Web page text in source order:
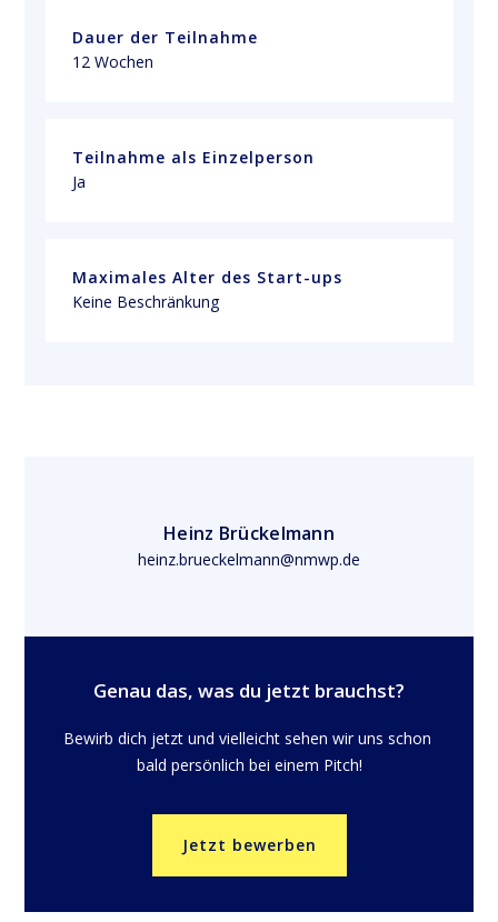
Dauer der Teilnahme
12 Wochen
Teilnahme als Einzelperson
Ja
Maximales Alter des Start-ups
Keine Beschränkung
Heinz Brückelmann
heinz.brueckelmann@nmwp.de
Genau das, was du jetzt brauchst?
Bewirb dich jetzt und vielleicht sehen wir uns schon
bald persönlich bei einem Pitch!
Jetzt bewerben